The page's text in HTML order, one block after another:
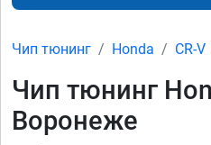
Чип тюнинг Honda CR-V
Чип тюнинг
Воронеже